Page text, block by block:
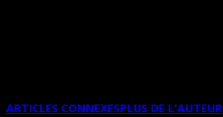
ARTICLES CONNEXESPLUS DE L'AUTEUR